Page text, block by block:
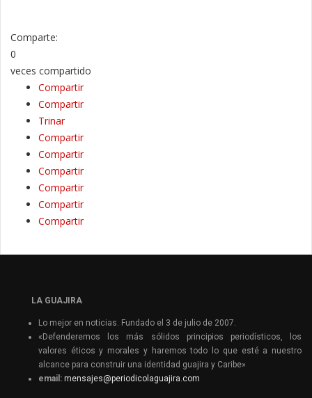
Comparte:
0
veces compartido
Compartir
Compartir
Trinar
Compartir
Compartir
Compartir
Compartir
Compartir
Compartir
LA GUAJIRA
Lo mejor en noticias. Fundado el 3 de julio de 2007.
«Defenderemos los más sólidos principios periodísticos, los
valores éticos y morales y haremos todo lo que esté a nuestro
alcance para construir una identidad guajira y Caribe»
email: mensajes@periodicolaguajira.com